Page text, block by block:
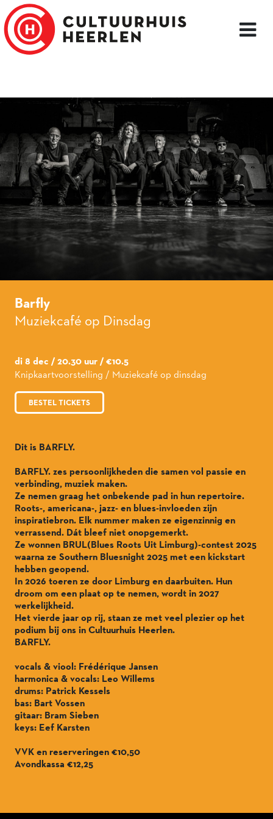
Barfly
Muziekcafé op Dinsdag
di 8 dec / 20.30 uur / €10.5
Knipkaartvoorstelling / Muziekcafé op dinsdag
BESTEL TICKETS
Dit is BARFLY.
BARFLY. zes persoonlijkheden die samen vol passie en
verbinding, muziek maken.
Ze nemen graag het onbekende pad in hun repertoire.
Roots-, americana-, jazz- en blues-invloeden zijn
inspiratiebron. Elk nummer maken ze eigenzinnig en
verrassend. Dát bleef niet onopgemerkt.
Ze wonnen BRUL(Blues Roots Uit Limburg)-contest 2025
waarna ze Southern Bluesnight 2025 met een kickstart
hebben geopend.
In 2026 toeren ze door Limburg en daarbuiten. Hun
droom om een plaat op te nemen, wordt in 2027
werkelijkheid.
Het vierde jaar op rij, staan ze met veel plezier op het
podium bij ons in Cultuurhuis Heerlen.
BARFLY.
vocals & viool: Frédérique Jansen
harmonica & vocals: Leo Willems
drums: Patrick Kessels
bas: Bart Vossen
gitaar: Bram Sieben
keys: Eef Karsten
VVK en reserveringen €10,50
Avondkassa €12,25